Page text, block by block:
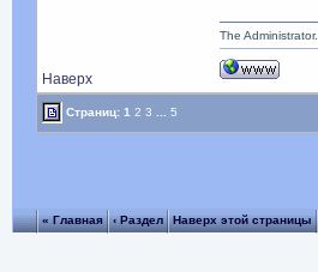
Наверх
The Administrator.
Страниц:1 2 3 5
« Главная ‹ Раздел Наверх этой страницы